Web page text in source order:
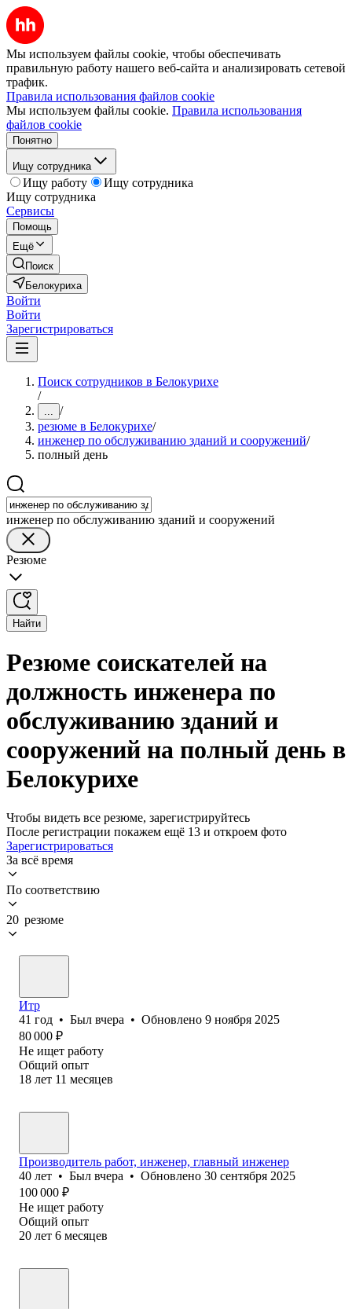
Мы используем файлы cookie, чтобы обеспечивать
правильную работу нашего веб-сайта и анализировать сетевой
трафик.
Правила использования файлов cookie
Мы используем файлы cookie. Правила использования
файлов cookie
Понятно
Ищу сотрудника
Ищу работу
Ищу сотрудника
Ищу сотрудника
Сервисы
Помощь
Ещё
Поиск
Белокуриха
Войти
Войти
Зарегистрироваться
Поиск сотрудников в Белокурихе
/
... /
резюме в Белокурихе/
инженер по обслуживанию зданий и сооружений/
полный день
инженер по обслуживанию зданий и сооружений
Резюме
Найти
Резюме соискателей на
должность инженера по
обслуживанию зданий и
сооружений на полный день в
Белокурихе
Чтобы видеть все резюме, зарегистрируйтесь
После регистрации покажем ещё 13 и откроем фото
Зарегистрироваться
За всё время
По соответствию
20 резюме
Итр
41 год • Был вчера • Обновлено 9 ноября 2025
80 000 ₽
Не ищет работу
Общий опыт
18 лет 11 месяцев
Производитель работ, инженер, главный инженер
40 лет • Был вчера • Обновлено 30 сентября 2025
100 000 ₽
Не ищет работу
Общий опыт
20 лет 6 месяцев